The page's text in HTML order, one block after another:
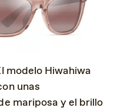
modelo Hiwahiwa
unas
mariposa y el brillo